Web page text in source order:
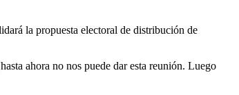
la propuesta electoral de distribución de
ahora no nos puede dar esta reunión. Luego